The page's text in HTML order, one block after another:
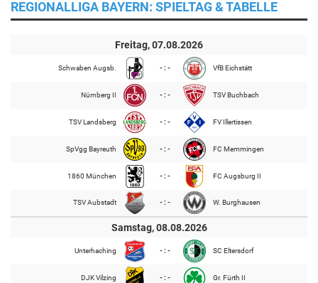
REGIONALLIGA BAYERN: SPIELTAG & TABELLE
Freitag, 07.08.2026
Schwaben Augsb. - : - VfB Eichstätt
Nürnberg II - : - TSV Buchbach
TSV Landsberg - : - FV Illertissen
SpVgg Bayreuth - : - FC Memmingen
1860 München - : - FC Augsburg II
TSV Aubstadt - : - W. Burghausen
Samstag, 08.08.2026
Unterhaching - : - SC Eltersdorf
DJK Vilzing - : - Gr. Fürth II